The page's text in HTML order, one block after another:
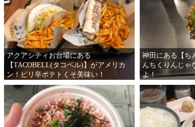
アクアシティお台場にある
【TACOBELL(タコベル)】がアメリカ
ン！ピリ辛ポテトくそ美味い！
神田にある【ち
んちくりんじゃ
よ！